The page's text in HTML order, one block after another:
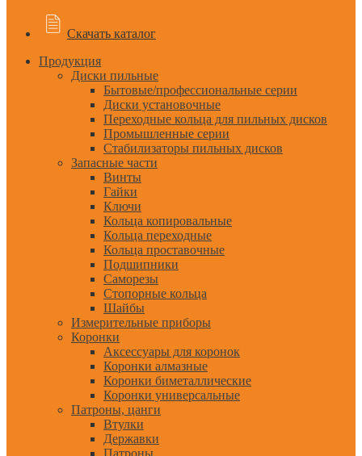
Скачать каталог
Продукция
Диски пильные
Бытовые/профессиональные серии
Диски установочные
Переходные кольца для пильных дисков
Промышленные серии
Стабилизаторы пильных дисков
Запасные части
Винты
Гайки
Ключи
Кольца копировальные
Кольца переходные
Кольца проставочные
Подшипники
Саморезы
Стопорные кольца
Шайбы
Измерительные приборы
Коронки
Аксессуары для коронок
Коронки алмазные
Коронки биметаллические
Коронки универсальные
Патроны, цанги
Втулки
Державки
Патроны